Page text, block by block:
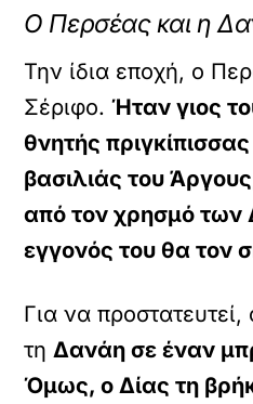
Ο Περσέας και η
Την ίδια εποχή, ο
Σέριφο.Ήταν γιος
θνητής
βασιλιάς του
από τον χρησμό
εγγονός του θα τον
Για να προστατευτεί,
τη Δανάη σε έναν
Όμως, ο Δίας τη